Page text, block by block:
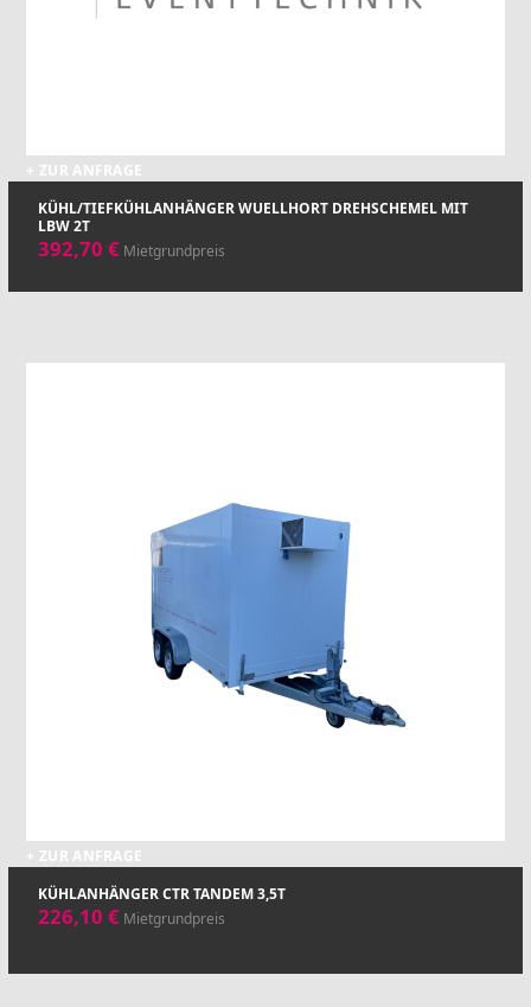
+ ZUR ANFRAGE
KÜHL/TIEFKÜHLANHÄNGER WUELLHORT DREHSCHEMEL MIT
LBW 2T
392,70€ Mietgrundpreis
+ ZUR ANFRAGE
KÜHLANHÄNGER CTR TANDEM 3,5T
226,10€ Mietgrundpreis